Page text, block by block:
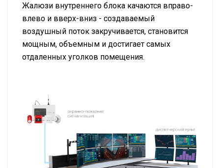
Жалюзи внутреннего блока качаются вправо-
влево и вверх-вниз - создаваемый
воздушный поток закручивается, становится
мощным, объемным и достигает самых
отдаленных уголков помещения.